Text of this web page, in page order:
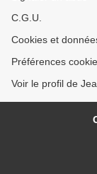
C.G.U.
Cookies et
Préférences
Voir le profil de